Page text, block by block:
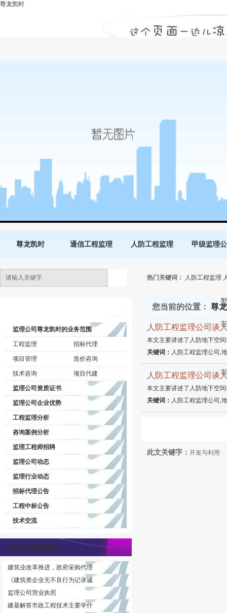
开发与利用-尊龙凯时
尊龙凯时
尊龙凯时 通信工程监理 人防工程监理 甲级监理
热门关键词： 人防工程监理
监理公司尊龙凯时的业务范围
工程监理 招标代理
项目管理 造价咨询
技术咨询 项目代建
监理公司资质证书
监理公司企业优势
工程监理分析
咨询案例分析
监理工程师招聘
监理公司动态
监理行业动态
招标代理公告
工程中标公告
技术交流
热门文章排行
建筑业改革推进，政府采购代理
《建筑类企业无不良行为记录诚
监理公司营业执照
建基解答市政工程技术主要学什
您当前的位置： 尊
人防工程监理公司谈
本文主要讲述了人防地下空
关键词： 人防工程监理公司,
人防工程监理公司谈
本文主要讲述了人防地下空
关键词： 人防工程监理公司,
此文关键字： 开发与利用